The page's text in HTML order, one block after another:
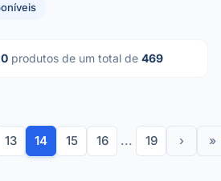
produtos de um total de 469
13 14 15 16 ... 19 › »